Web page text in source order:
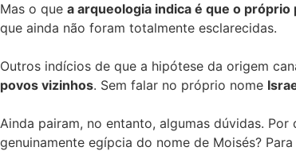
Mas o que a arqueologia indica é que o
que ainda não foram totalmente esclarecidas.
Outros indícios de que a hipótese da origem
povos vizinhos. Sem falar no próprio nome
Ainda pairam, no entanto, algumas dúvidas.
genuinamente egípcia do nome de Moisés?